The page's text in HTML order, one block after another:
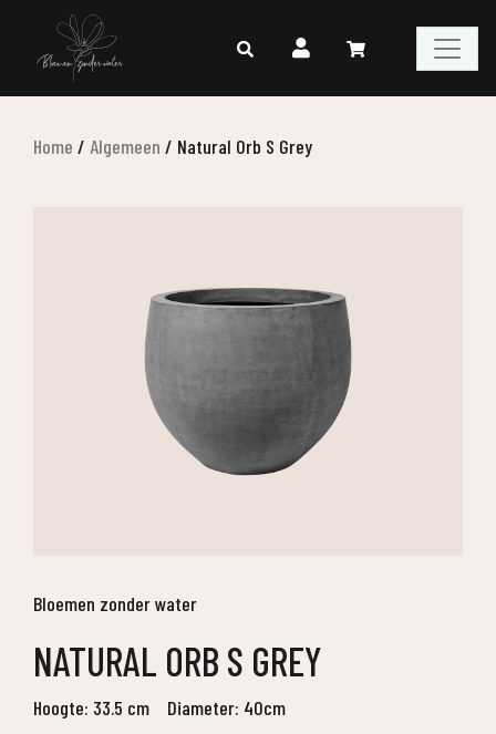
Home / Algemeen / Natural Orb S Grey
Bloemen zonder water
NATURAL ORB S GREY
Hoogte: 33.5 cm Diameter: 40cm